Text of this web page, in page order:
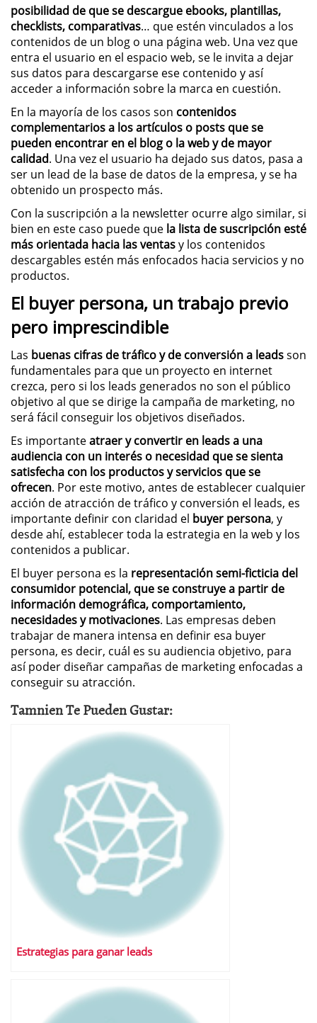
posibilidad de que se descargue ebooks, plantillas,
checklists, comparativas… que estén vinculados a los
contenidos de un blog o una página web. Una vez que
entra el usuario en el espacio web, se le invita a dejar
sus datos para descargarse ese contenido y así
acceder a información sobre la marca en cuestión.
En la mayoría de los casos son contenidos
complementarios a los artículos o posts que se
pueden encontrar en el blog o la web y de mayor
calidad. Una vez el usuario ha dejado sus datos, pasa a
ser un lead de la base de datos de la empresa, y se ha
obtenido un prospecto más.
Con la suscripción a la newsletter ocurre algo similar, si
bien en este caso puede que la lista de suscripción esté
más orientada hacia las ventasy los contenidos
descargables estén más enfocados hacia servicios y no
productos.
El buyer persona, un trabajo previo
pero imprescindible
Las buenas cifras de tráfico y de conversión a leadsson
fundamentales para que un proyecto en internet
crezca, pero si los leads generados no son el público
objetivo al que se dirige la campaña de marketing, no
será fácil conseguir los objetivos diseñados.
Es importanteatraer y convertir en leads a una
audiencia con un interés o necesidad que se sienta
satisfecha con los productos y servicios que se
ofrecen. Por este motivo, antes de establecer cualquier
acción de atracción de tráfico y conversión el leads, es
importante definir con claridad el buyer persona, y
desde ahí, establecer toda la estrategia en la web y los
contenidos a publicar.
El buyer persona es la representación semi-ficticia del
consumidor potencial, que se construye a partir de
información demográfica, comportamiento,
necesidades y motivaciones. Las empresas deben
trabajar de manera intensa en definir esa buyer
persona, es decir, cuál es su audiencia objetivo, para
así poder diseñar campañas de marketing enfocadas a
conseguir su atracción.
Tamnien Te Pueden Gustar:
Estrategias para ganar leads